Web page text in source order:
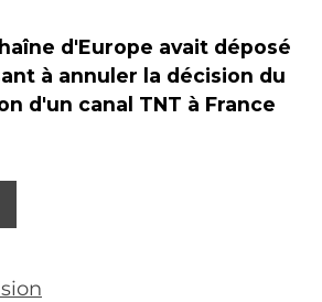
d'Europe avait déposé
à annuler la décision du
d'un canal TNT à France